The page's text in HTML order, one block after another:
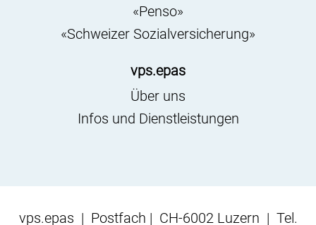
«Penso»
«Schweizer Sozialversicherung»
vps.epas
Über uns
Infos und Dienstleistungen
vps.epas | Postfach | CH-6002 Luzern | Tel.